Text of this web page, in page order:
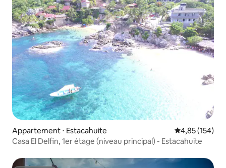
Appartement ⋅ Estacahuite Évaluation
4,85 (154)
Casa El Delfin, 1er étage (niveau principal) - Estacahuite